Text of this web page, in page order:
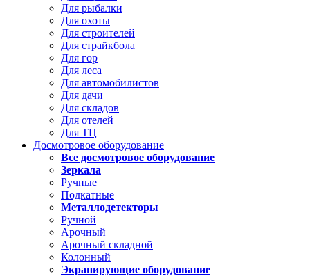
Для рыбалки
Для охоты
Для строителей
Для страйкбола
Для гор
Для леса
Для автомобилистов
Для дачи
Для складов
Для отелей
Для ТЦ
Досмотровое оборудование
Все досмотровое оборудование
Зеркала
Ручные
Подкатные
Металлодетекторы
Ручной
Арочный
Арочный складной
Колонный
Экранирующие оборудование